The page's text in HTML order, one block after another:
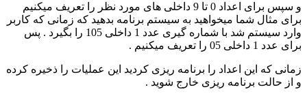
و سپس برای اعداد 0 تا 9 داخلی های مورد نظر را تعریف میکنیم
برای مثال شما میخواهید به سیستم برنامه بدهید که زمانی که کاربر
وارد سیستم شد با شماره گیری عدد 1 داخلی 105 را بگیرد . پس
برای عدد 1 داخلی 05 را تعریف میکنیم .
زمانی که این اعداد را برنامه ریزی کردید این عملیات را ذخیره کرده
و از حالت برنامه ریزی خارج شوید .